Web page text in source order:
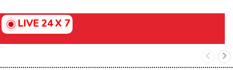
LIVE 24 X 7